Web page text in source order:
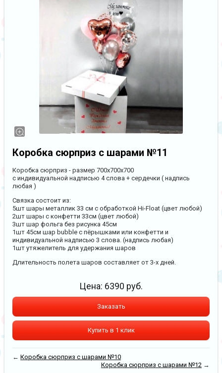
Коробка сюрприз с шарами №11
Коробка сюрприз - размер 700х700х700
с индивидуальной надписью 4 слова + сердечки ( надпись
любая )
Связка состоит из:
5шт шары металлик 33 см с обработкой Hi-Float (цвет любой)
2шт шары с конфетти 33см (цвет любой)
3шт шар фольга без рисунка 45см
1шт 45см шар bubble с пёрышками или конфетти и
индивидуальной надписью 3 слова. (надпись любая)
1шт утяжелитель для удержания шаров
Длительность полета шаров составляет от 3-х дней.
Цена: 6390 руб.
Заказать
Купить в 1 клик
←Коробка сюрприз с шарами №10
Коробка сюрприз с шарами №12→